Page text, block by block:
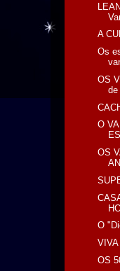
A
Os
OS
de
O
OS
O
OS